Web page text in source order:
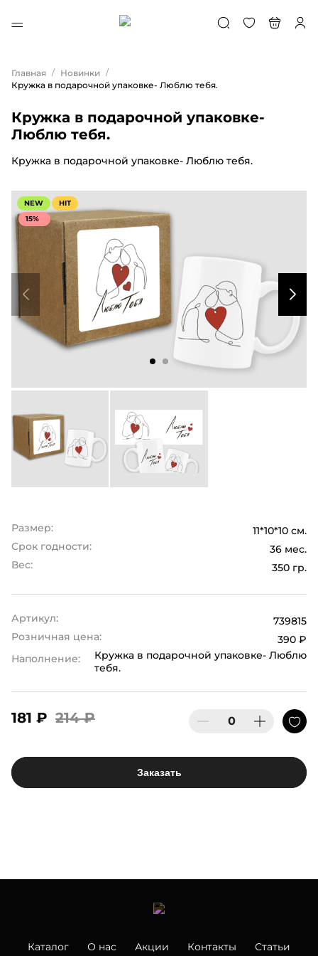
Главная / Новинки /
Кружка в подарочной упаковке- Люблю тебя.
Кружка в подарочной упаковке-
Люблю тебя.
Кружка в подарочной упаковке- Люблю тебя.
NEW
HIT
15%
Размер:
11*10*10 см.
Срок годности:
36 мес.
Вес:
350 гр.
Артикул:
739815
Розничная цена:
390 ₽
Наполнение:
Кружка в подарочной упаковке- Люблю
тебя.
181 ₽ 214 ₽
Заказать
Каталог О нас Акции Контакты Статьи